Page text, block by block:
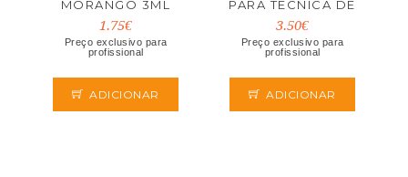
MORANGO 3ML
1.75€
Preço exclusivo para
profissional
ADICIONAR
PARA TÉCNICA DE
CORTE BASIC
EUROSTIL
3.50€
Preço exclusivo para
profissional
ADICIONAR